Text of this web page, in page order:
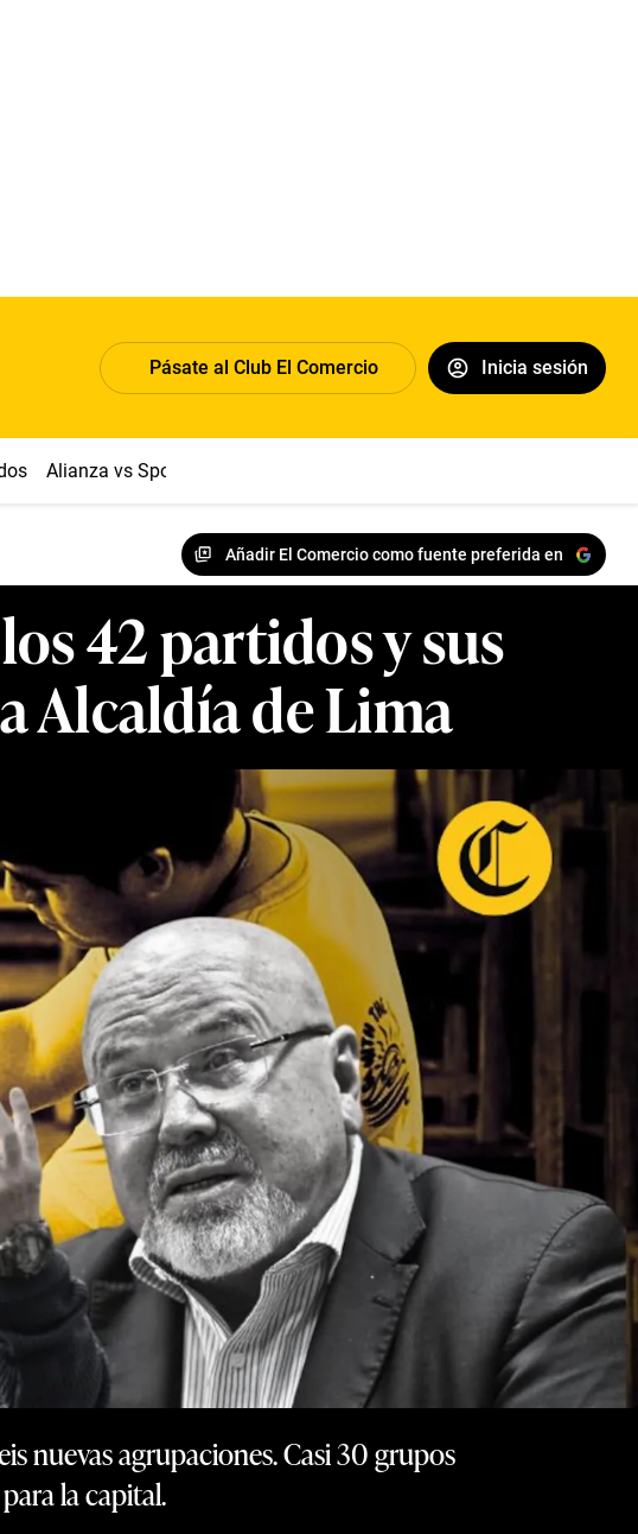
Pásate al Club El Comercio Inicia sesión
Alianza vs Sport Boys
Añadir El Comercio como fuente preferida en
42 partidos y sus
Alcaldía de Lima
nuevas agrupaciones. Casi 30 grupos
la capital.